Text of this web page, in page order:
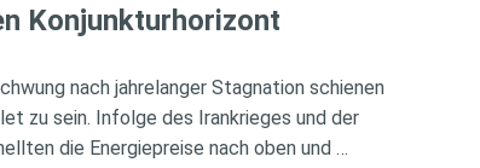
Konjunkturhorizont
nach jahrelanger Stagnation schienen
zu sein. Infolge des Irankrieges und der
die Energiepreise nach oben und …